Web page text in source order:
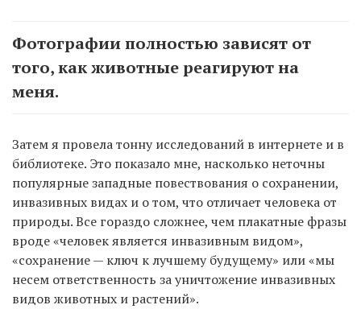
Фотографии полностью зависят от
того, как животные реагируют на
меня.
Затем я провела тонну исследований в интернете и в
библиотеке. Это показало мне, насколько неточны
популярные западные повествования о сохранении,
инвазивных видах и о том, что отличает человека от
природы. Все гораздо сложнее, чем плакатные фразы
вроде «человек является инвазивным видом»,
«сохранение — ключ к лучшему будущему» или «мы
несем ответственность за уничтожение инвазивных
видов животных и растений».